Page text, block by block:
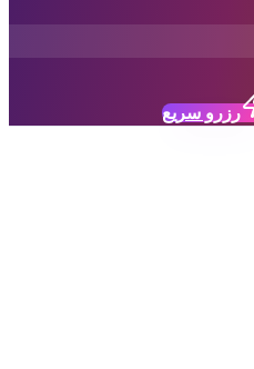
رزرو سریع